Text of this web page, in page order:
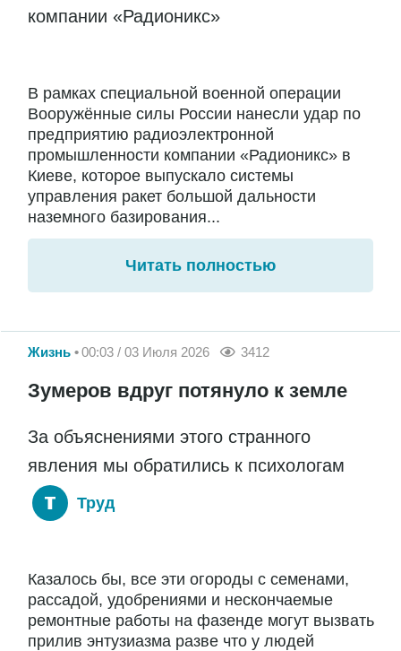
компании «Радионикс»
В рамках специальной военной операции
Вооружённые силы России нанесли удар по
предприятию радиоэлектронной
промышленности компании «Радионикс» в
Киеве, которое выпускало системы
управления ракет большой дальности
наземного базирования...
Читать полностью
Жизнь 00:03 / 03 Июля 2026 3412
Зумеров вдруг потянуло к земле
За объяснениями этого странного
явления мы обратились к психологам
Труд
Казалось бы, все эти огороды с семенами,
рассадой, удобрениями и нескончаемые
ремонтные работы на фазенде могут вызвать
прилив энтузиазма разве что у людей